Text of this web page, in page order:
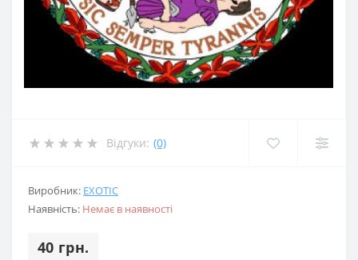
Відгуки: (0)
Виробник: EXOTIC
Наявність: Немає в наявності
40 грн.